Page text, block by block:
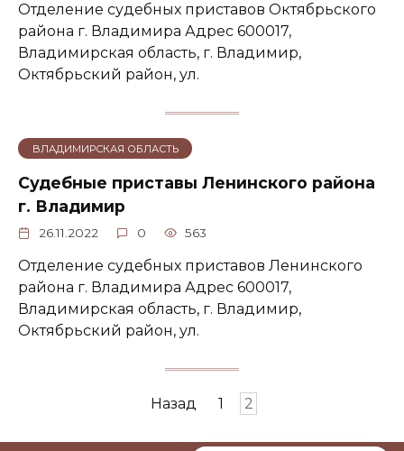
Отделение судебных приставов Октябрьского
района г. Владимира Адрес 600017,
Владимирская область, г. Владимир,
Октябрьский район, ул.
ВЛАДИМИРСКАЯ ОБЛАСТЬ
Судебные приставы Ленинского района
г. Владимир
26.11.2022 0 563
Отделение судебных приставов Ленинского
района г. Владимира Адрес 600017,
Владимирская область, г. Владимир,
Октябрьский район, ул.
Назад 1 2